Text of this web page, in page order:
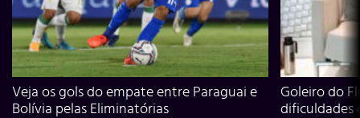
Veja os gols do empate entre Paraguai e
Bolívia pelas Eliminatórias
Goleiro do
dificuldades